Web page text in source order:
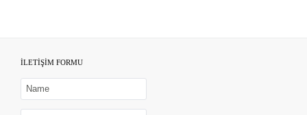
İLETİŞİM FORMU